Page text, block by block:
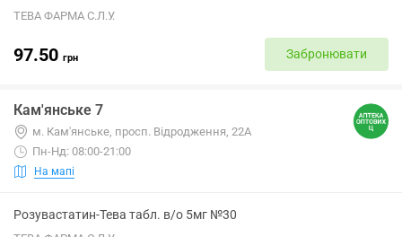
ТЕВА ФАРМА С.Л.У.
97.50 грн Забронювати
Кам'янське 7
м. Кам'янське, просп. Відродження, 22А
Пн-Нд: 08:00-21:00
На мапі
Розувастатин-Тева табл. в/о 5мг №30